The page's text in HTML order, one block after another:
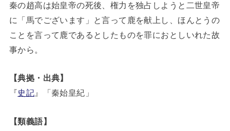
秦の趙高は始皇帝の死後、権力を独占しようと二世皇帝
に「馬でございます」と言って鹿を献上し、ほんとうの
ことを言って鹿であるとしたものを罪におとしいれた故
事から。
【典拠・出典】
『史記 』「秦始皇紀」
【類義語】